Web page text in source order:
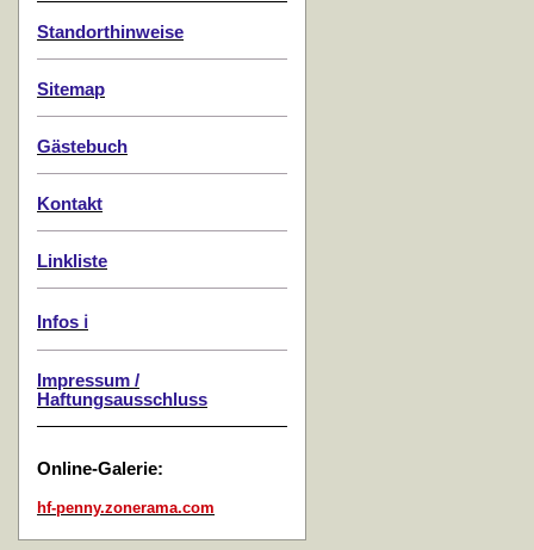
Standorthinweise
Sitemap
Gästebuch
Kontakt
Linkliste
Infos ℹ️
Impressum /
Haftungsausschluss
Online-Galerie:
hf-penny.zonerama.com